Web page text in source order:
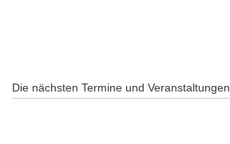
Die nächsten Termine und Veranstaltungen